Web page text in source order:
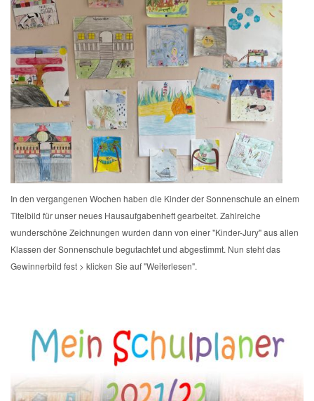
In den vergangenen Wochen haben die Kinder der Sonnenschule an einem
Titelbild für unser neues Hausaufgabenheft gearbeitet. Zahlreiche
wunderschöne Zeichnungen wurden dann von einer "Kinder-Jury" aus allen
Klassen der Sonnenschule begutachtet und abgestimmt. Nun steht das
Gewinnerbild fest > klicken Sie auf "Weiterlesen".